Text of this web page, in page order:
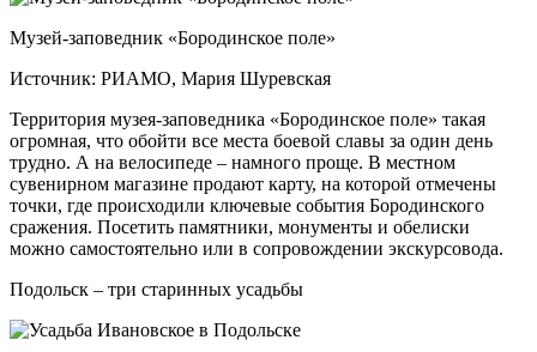
Музей-заповедник «Бородинское поле»
Источник: РИАМО, Мария Шуревская
Территория музея-заповедника «Бородинское поле» такая
огромная, что обойти все места боевой славы за один день
трудно. А на велосипеде – намного проще. В местном
сувенирном магазине продают карту, на которой отмечены
точки, где происходили ключевые события Бородинского
сражения. Посетить памятники, монументы и обелиски
можно самостоятельно или в сопровождении экскурсовода.
Подольск – три старинных усадьбы